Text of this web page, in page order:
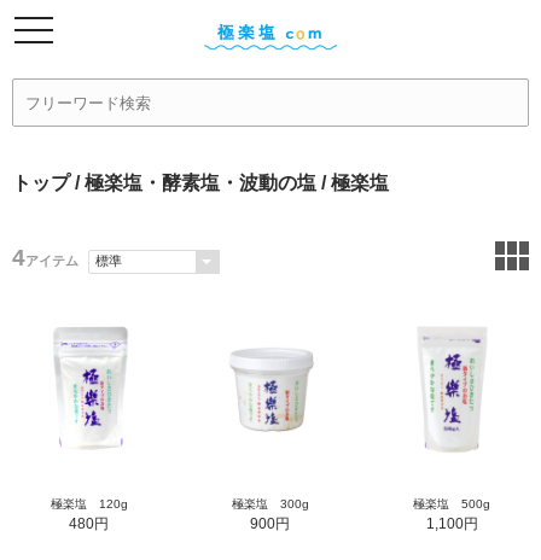
トップ/極楽塩・酵素塩・波動の塩 / 極楽塩
4アイテム
極楽塩 120g
480円
極楽塩 300g
900円
極楽塩 500g
1,100円